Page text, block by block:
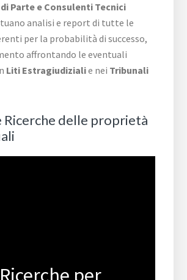
Parte eConsulenti Tecnici
analisi e report di tutte le
per la probabilità di successo,
affrontando le eventuali
Liti Estragiudizialie nei Tribunali
Ricerche delle proprietà